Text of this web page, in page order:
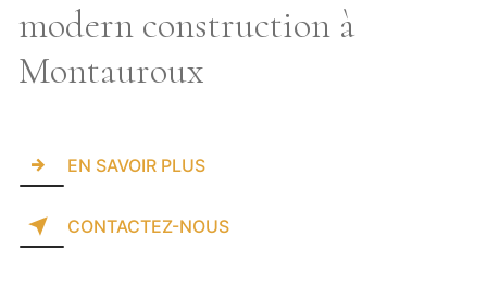
modern construction à
Montauroux
EN SAVOIR PLUS
CONTACTEZ-NOUS